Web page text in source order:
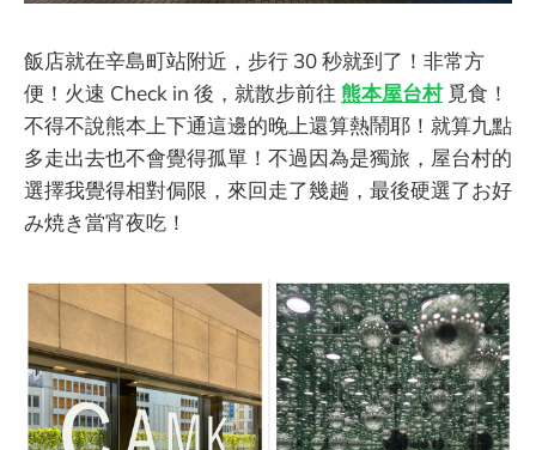
飯店就在辛島町站附近，步行 30 秒就到了！非常方
便！火速 Check in 後，就散步前往 熊本屋台村覓食！
不得不說熊本上下通這邊的晚上還算熱鬧耶！就算九點
多走出去也不會覺得孤單！不過因為是獨旅，屋台村的
選擇我覺得相對侷限，來回走了幾趟，最後硬選了お好
み焼き當宵夜吃！